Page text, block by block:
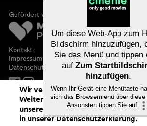
Kino Streaming
Gefördert von
Kontakt
Impressum
Datenschutz
Newsletter
Häufig
Wir verwenden Cookies. Mit dem
Weitersurfen auf cinefile.ch
unserer Cookie-Nutzung zu. Mehr
in unsererDatenschutzerklärung.
Um diese Web-App zum
Bildschirm hinzuzufügen,
Sie das Menü und tippen
auf Zum
hinzufügen.
Wenn Ihr Gerät eine Menütaste
sich das Browsermenü über diese
Ansonsten tippen Sie auf